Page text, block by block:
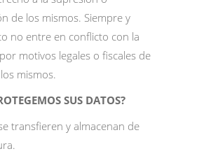
de los mismos. Siempre y
no entre en conflicto con la
motivos legales o fiscales de
mismos.
SUS DATOS?
transfieren y almacenan de